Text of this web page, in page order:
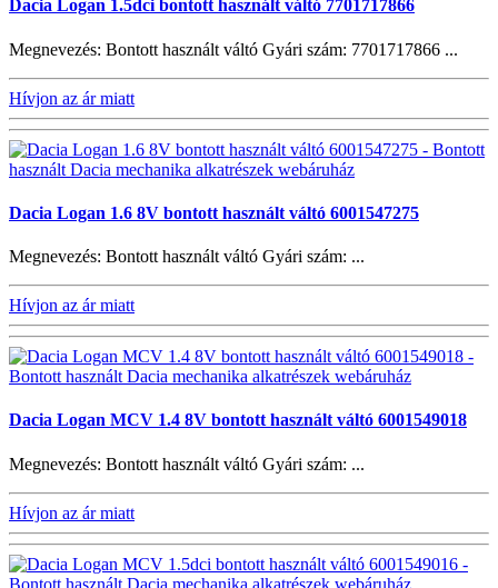
Dacia Logan 1.5dci bontott használt váltó 7701717866
Megnevezés: Bontott használt váltó Gyári szám: 7701717866 ...
Hívjon az ár miatt
Dacia Logan 1.6 8V bontott használt váltó 6001547275
Megnevezés: Bontott használt váltó Gyári szám: ...
Hívjon az ár miatt
Dacia Logan MCV 1.4 8V bontott használt váltó 6001549018
Megnevezés: Bontott használt váltó Gyári szám: ...
Hívjon az ár miatt